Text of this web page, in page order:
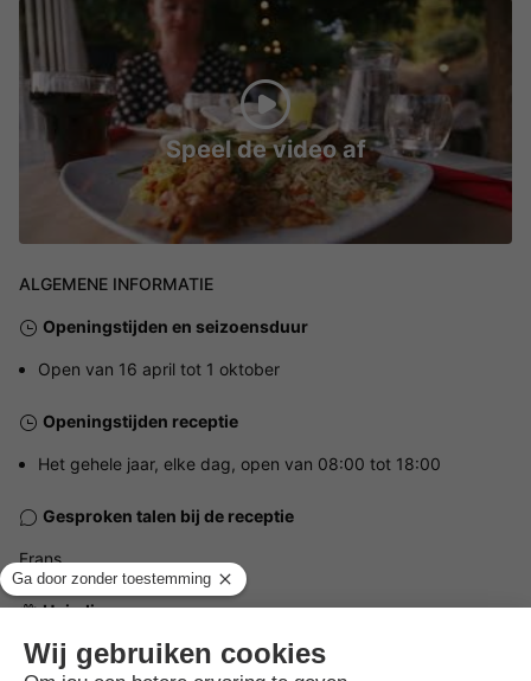
Speel de video af
ALGEMENE INFORMATIE
Openingstijden en seizoensduur
Open van 16 april tot 1 oktober
Openingstijden receptie
Het gehele jaar, elke dag, open van 08:00 tot 18:00
Gesproken talen bij de receptie
Frans
Huisdieren
Huisdieren niet toegestaan.